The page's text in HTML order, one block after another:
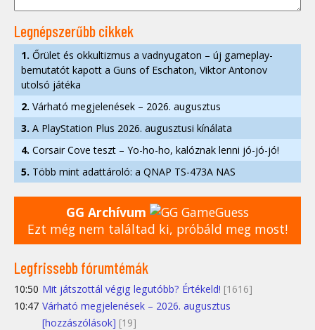
Legnépszerűbb cikkek
1. Őrület és okkultizmus a vadnyugaton – új gameplay-
bemutatót kapott a Guns of Eschaton, Viktor Antonov
utolsó játéka
2. Várható megjelenések – 2026. augusztus
3. A PlayStation Plus 2026. augusztusi kínálata
4. Corsair Cove teszt – Yo-ho-ho, kalóznak lenni jó-jó-jó!
5. Több mint adattároló: a QNAP TS-473A NAS
GG Archívum
Ezt még nem találtad ki, próbáld meg most!
Legfrissebb fórumtémák
10:50 Mit játszottál végig legutóbb? Értékeld! [1616]
10:47 Várható megjelenések – 2026. augusztus
[hozzászólások] [19]